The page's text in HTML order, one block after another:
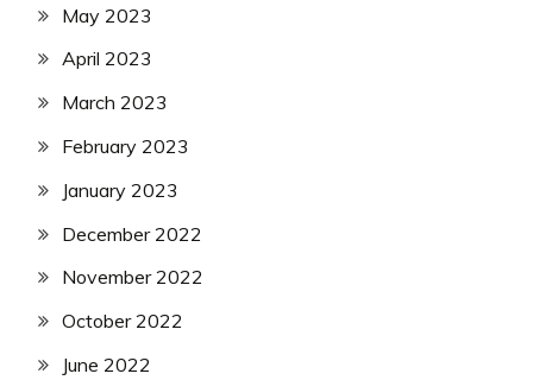
May 2023
April 2023
March 2023
February 2023
January 2023
December 2022
November 2022
October 2022
June 2022